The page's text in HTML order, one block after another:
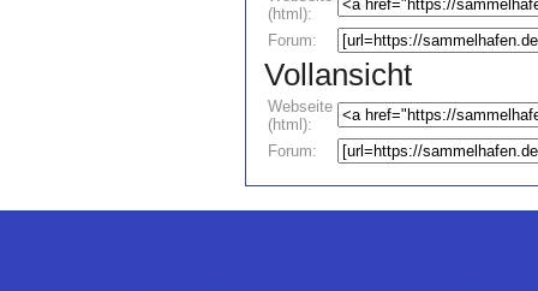
(html):
Forum:
Vollansicht
Webseite
(html):
Forum: